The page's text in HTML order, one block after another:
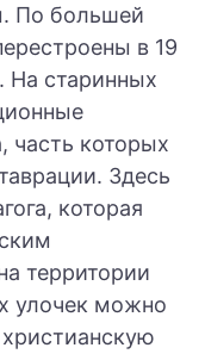
По большей
в 19
На старинных
часть которых
Здесь
которая
территории
улочек можно